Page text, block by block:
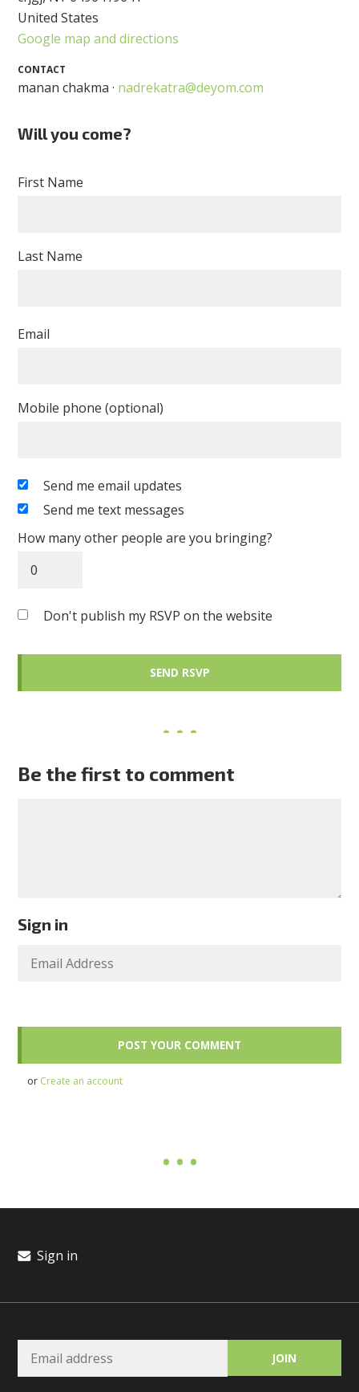
United States
Google map and directions
CONTACT
manan chakma · nadrekatra@deyom.com
Will you come?
First Name
Last Name
Email
Mobile phone (optional)
Send me email updates
Send me text messages
How many other people are you bringing?
Don't publish my RSVP on the website
Be the first to comment
Sign in
or Create an account
Sign in